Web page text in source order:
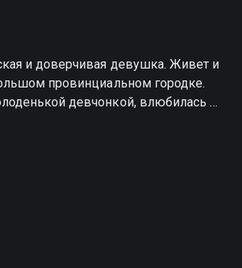
и доверчивая девушка. Живет и
провинциальном городке.
девчонкой, влюбилась в
Константин в одно мгновение
в эти отношения, безмерно
о семье. Однажды Аля узнает,
сообщает об этом любимому. Тот
но вскоре уезжает из